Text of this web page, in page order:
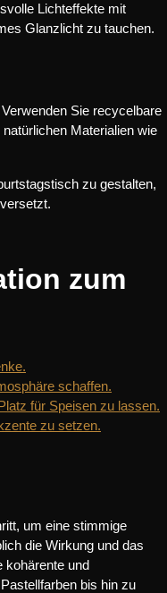
Lichteffekte mit
Glanzlicht zu tauchen.
Sie recycelbare
Materialien wie
zu gestalten,
zum
schaffen.
für Speisen zu lassen.
zu setzen.
um eine stimmige
die Wirkung und das
kohärente und
bis hin zu